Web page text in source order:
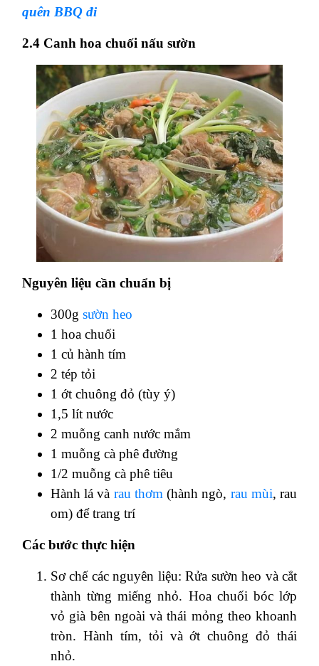
quên BBQ đi
2.4 Canh hoa chuối nấu sườn
Nguyên liệu cần chuẩn bị
300g sườn heo
1 hoa chuối
1 củ hành tím
2 tép tỏi
1 ớt chuông đỏ (tùy ý)
1,5 lít nước
2 muỗng canh nước mắm
1 muỗng cà phê đường
1/2 muỗng cà phê tiêu
Hành lá và rau thơm (hành ngò, rau mùi, rau
om) để trang trí
Các bước thực hiện
Sơ chế các nguyên liệu: Rửa sườn heo và cắt
thành từng miếng nhỏ. Hoa chuối bóc lớp
vỏ già bên ngoài và thái mỏng theo khoanh
tròn. Hành tím, tỏi và ớt chuông đỏ thái
nhỏ.